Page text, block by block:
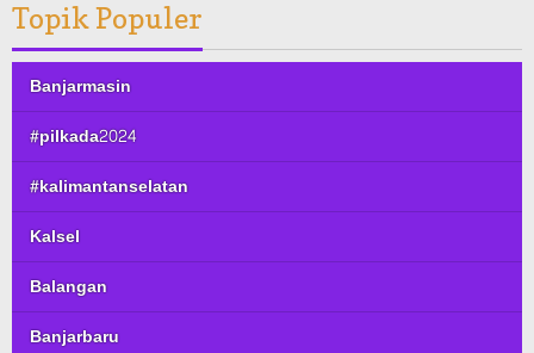
Topik Populer
Banjarmasin
#pilkada2024
#kalimantanselatan
Kalsel
Balangan
Banjarbaru